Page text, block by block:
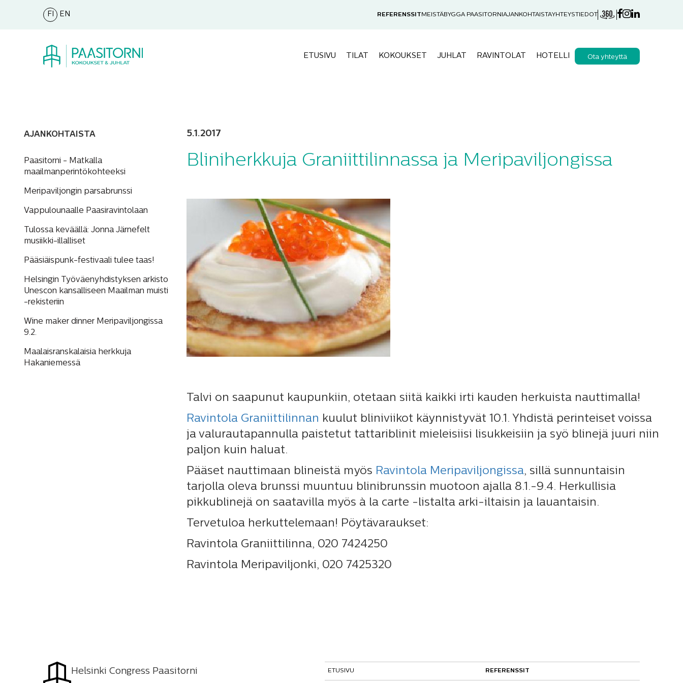
FI EN REFERENSSIT MEISTÄBYGGA PAASITORNI AJANKOHTAISTAYHTEYSTIEDOT
ETUSIVU TILAT KOKOUKSET JUHLAT RAVINTOLAT HOTELLI Ota yhteyttä
5.1.2017
Bliniherkkuja Graniittilinnassa ja Meripaviljongissa
Talvi on saapunut kaupunkiin, otetaan siitä kaikki irti kauden herkuista nauttimalla!
Ravintola Graniittilinnan kuulut bliniviikot käynnistyvät 10.1. Yhdistä perinteiset voissa
ja valurautapannulla paistetut tattariblinit mieleisiisi lisukkeisiin ja syö blinejä juuri niin
paljon kuin haluat.
Pääset nauttimaan blineistä myös Ravintola Meripaviljongissa, sillä sunnuntaisin
tarjolla oleva brunssi muuntuu blinibrunssin muotoon ajalla 8.1.-9.4. Herkullisia
pikkublinejä on saatavilla myös à la carte -listalta arki-iltaisin ja lauantaisin.
Tervetuloa herkuttelemaan! Pöytävaraukset:
Ravintola Graniittilinna, 020 7424250
Ravintola Meripaviljonki, 020 7425320
AJANKOHTAISTA
Paasitorni - Matkalla
maailmanperintökohteeksi
Meripaviljongin parsabrunssi
Vappulounaalle Paasiravintolaan
Tulossa keväällä: Jonna Järnefelt
musiikki-illalliset
Pääsiäispunk-festivaali tulee taas!
Helsingin Työväenyhdistyksen arkisto
Unescon kansalliseen Maailman muisti
-rekisteriin
Wine maker dinner Meripaviljongissa
9.2.
Maalaisranskalaisia herkkuja
Hakaniemessä
Helsinki Congress Paasitorni ETUSIVU REFERENSSIT